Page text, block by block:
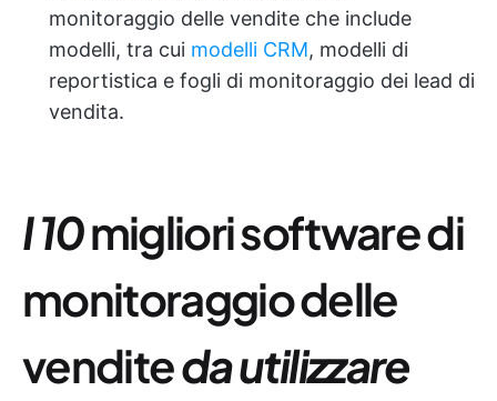
monitoraggio delle vendite che include
modelli, tra cui modelli CRM, modelli di
reportistica e fogli di monitoraggio dei lead di
vendita.
I 10migliori software di
monitoraggio delle
venditeda utilizzare